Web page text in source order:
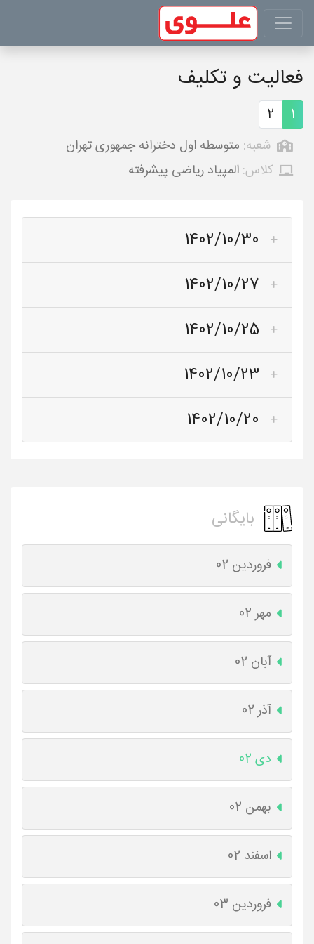
فعالیت و تکلیف
1
2
شعبه: متوسطه اول دخترانه جمهوری تهران
کلاس: المپیاد ریاضی پیشرفته
1402/10/30
1402/10/27
1402/10/25
1402/10/23
1402/10/20
بایگانی
فروردین 02
مهر 02
آبان 02
آذر 02
دی 02
بهمن 02
اسفند 02
فروردین 03